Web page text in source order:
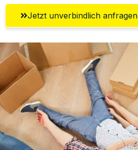
Jetzt unverbindlich anfragen